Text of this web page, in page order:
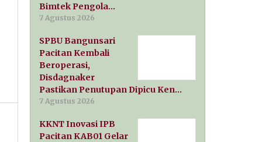
Bimtek Pengola…
7 Agustus 2026
SPBU Bangunsari
Pacitan Kembali
Beroperasi,
Disdagnaker
Pastikan Penutupan Dipicu Ken…
7 Agustus 2026
KKNT Inovasi IPB
Pacitan KAB01 Gelar